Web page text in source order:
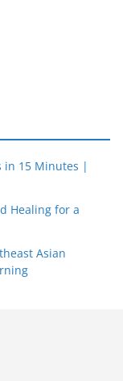
in 15 Minutes |
Healing for a
Asian